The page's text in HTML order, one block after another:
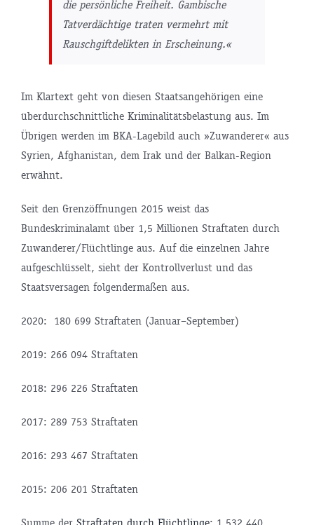
die persönliche Freiheit. Gambische
Tatverdächtige traten vermehrt mit
Rauschgiftdelikten in Erscheinung.«
Im Klartext geht von diesen Staatsangehörigen eine
überdurchschnittliche Kriminalitätsbelastung aus. Im
Übrigen werden im BKA-Lagebild auch »Zuwanderer« aus
Syrien, Afghanistan, dem Irak und der Balkan-Region
erwähnt.
Seit den Grenzöffnungen 2015 weist das
Bundeskriminalamt über 1,5 Millionen Straftaten durch
Zuwanderer/Flüchtlinge aus. Auf die einzelnen Jahre
aufgeschlüsselt, sieht der Kontrollverlust und das
Staatsversagen folgendermaßen aus.
2020: 180 699 Straftaten (Januar–September)
2019: 266 094 Straftaten
2018: 296 226 Straftaten
2017: 289 753 Straftaten
2016: 293 467 Straftaten
2015: 206 201 Straftaten
Summe der Straftaten durch Flüchtlinge: 1 532 440.